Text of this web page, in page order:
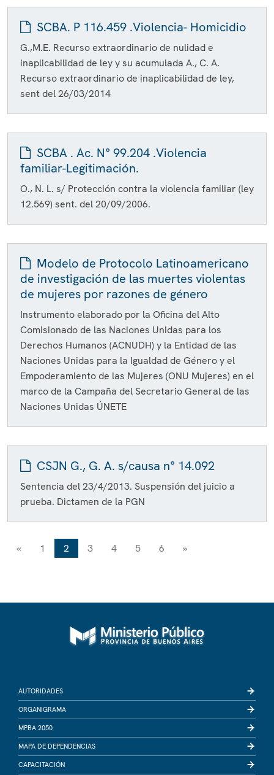
SCBA. P 116.459 .Violencia- Homicidio
G.,M.E. Recurso extraordinario de nulidad e
inaplicabilidad de ley y su acumulada A., C. A.
Recurso extraordinario de inaplicabilidad de ley,
sent del 26/03/2014
SCBA . Ac. N° 99.204 .Violencia
familiar-Legitimación.
O., N. L. s/ Protección contra la violencia familiar (ley
12.569) sent. del 20/09/2006.
Modelo de Protocolo Latinoamericano
de investigación de las muertes violentas
de mujeres por razones de género
Instrumento elaborado por la Oficina del Alto
Comisionado de las Naciones Unidas para los
Derechos Humanos (ACNUDH) y la Entidad de las
Naciones Unidas para la Igualdad de Género y el
Empoderamiento de las Mujeres (ONU Mujeres) en el
marco de la Campaña del Secretario General de las
Naciones Unidas ÚNETE
CSJN G., G. A. s/causa n° 14.092
Sentencia del 23/4/2013. Suspensión del juicio a
prueba. Dictamen de la PGN
« 1 2 3 4 5 6 »
AUTORIDADES
ORGANIGRAMA
MPBA 2050
MAPA DE DEPENDENCIAS
CAPACITACIÓN